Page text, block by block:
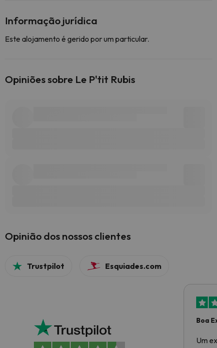
Informação jurídica
Este alojamento é gerido por um particular.
Opiniões sobre Le P'tit Rubis
Opinião dos nossos clientes
Trustpilot Esquiades.com
Boa
Um